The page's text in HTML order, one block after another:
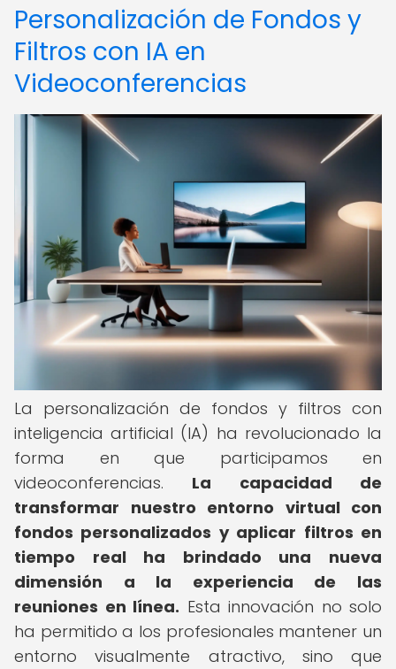
Personalización de Fondos y
Filtros con IA en
Videoconferencias
La personalización de fondos y filtros con
inteligencia artificial (IA) ha revolucionado la
forma en que participamos en
videoconferencias. La capacidad de
transformar nuestro entorno virtual con
fondos personalizados y aplicar filtros en
tiempo real ha brindado una nueva
dimensión a la experiencia de las
reuniones en línea. Esta innovación no solo
ha permitido a los profesionales mantener un
entorno visualmente atractivo, sino que